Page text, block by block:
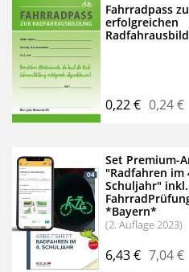
Fahrradpass
erfolgreichen
0,22 € 0,24 €
Set Premium-
"Radfahren im
Schuljahr" inkl.
*Bayern*
(2. Auflage 2023)
6,43 € 7,04 €